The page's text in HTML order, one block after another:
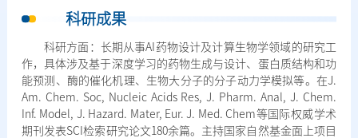
科研成果
科研方面：长期从事AI药物设计及计算生物学领域的研究工
作，具体涉及基于深度学习的药物生成与设计、蛋白质结构和功
能预测、酶的催化机理、生物大分子的分子动力学模拟等。在J.
Am. Chem. Soc, Nucleic Acids Res, J. Pharm. Anal, J. Chem.
Inf. Model, J. Hazard. Mater, Eur. J. Med. Chem等国际权威学术
期刊发表SCI检索研究论文180余篇。主持国家自然基金面上项目